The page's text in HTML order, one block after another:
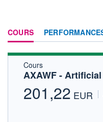
COURS
Cours
AXAWF -
201,22 EUR